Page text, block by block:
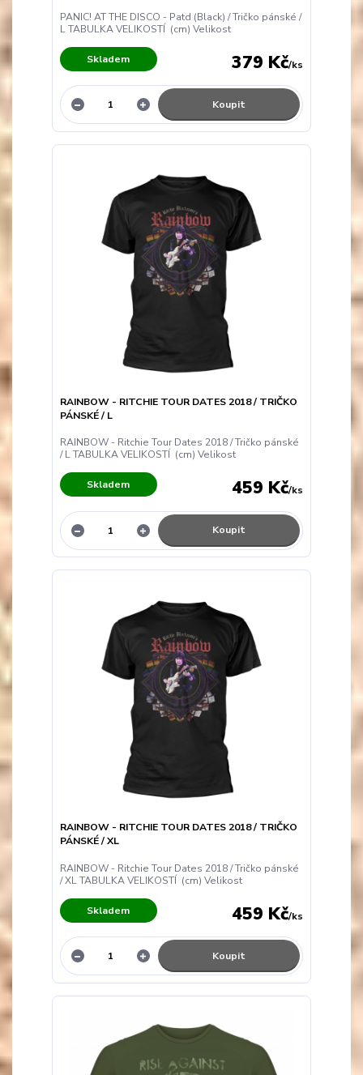
PANIC! AT THE DISCO - Patd (Black) / Tričko pánské /
L TABULKA VELIKOSTÍ (cm) Velikost
379 Kč/ks
Skladem
Koupit
RAINBOW - RITCHIE TOUR DATES 2018 / TRIČKO
PÁNSKÉ / L
RAINBOW - Ritchie Tour Dates 2018 / Tričko pánské
/ L TABULKA VELIKOSTÍ (cm) Velikost
459 Kč/ks
Skladem
Koupit
RAINBOW - RITCHIE TOUR DATES 2018 / TRIČKO
PÁNSKÉ / XL
RAINBOW - Ritchie Tour Dates 2018 / Tričko pánské
/ XL TABULKA VELIKOSTÍ (cm) Velikost
459 Kč/ks
Skladem
Koupit